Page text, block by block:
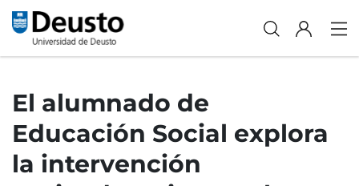
El alumnado de
Educación Social explora
la intervención